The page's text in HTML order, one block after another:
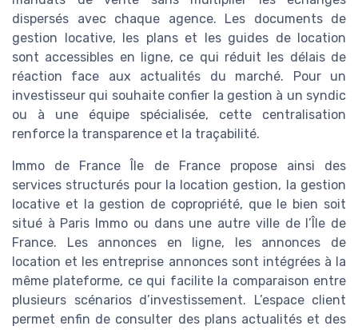
dispersés avec chaque agence. Les documents de
gestion locative, les plans et les guides de location
sont accessibles en ligne, ce qui réduit les délais de
réaction face aux actualités du marché. Pour un
investisseur qui souhaite confier la gestion à un syndic
ou à une équipe spécialisée, cette centralisation
renforce la transparence et la traçabilité.
Immo de France Île de France propose ainsi des
services structurés pour la location gestion, la gestion
locative et la gestion de copropriété, que le bien soit
situé à Paris Immo ou dans une autre ville de l’Île de
France. Les annonces en ligne, les annonces de
location et les entreprise annonces sont intégrées à la
même plateforme, ce qui facilite la comparaison entre
plusieurs scénarios d’investissement. L’espace client
permet enfin de consulter des plans actualités et des